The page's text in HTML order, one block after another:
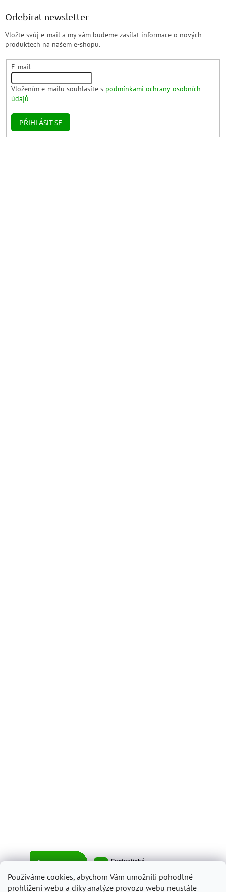
Používáme cookies, abychom Vám umožnili pohodlné
prohlížení webu a díky analýze provozu webu neustále
Odebírat newsletter
Vložte svůj e-mail a my vám budeme zasílat informace o nových
produktech na našem e-shopu.
E-mail
Vložením e-mailu souhlasíte s podmínkami ochrany osobních
údajů
PŘIHLÁSIT SE